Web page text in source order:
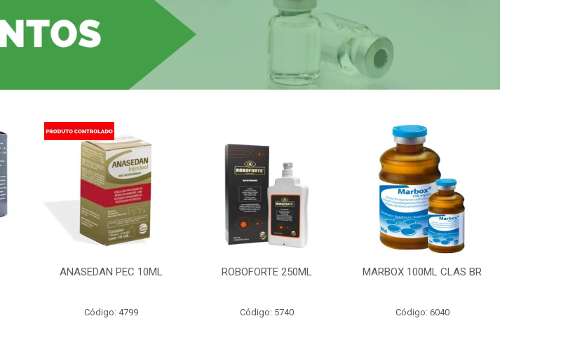
ANASEDAN PEC 10ML
Código: 4799
ROBOFORTE 250ML
Código: 5740
MARBOX 100ML CLAS BR
Código: 6040